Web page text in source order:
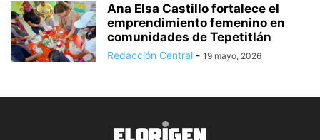
Ana Elsa Castillo fortalece el
emprendimiento femenino en
comunidades de Tepetitlán
Redacción Central - 19 mayo, 2026